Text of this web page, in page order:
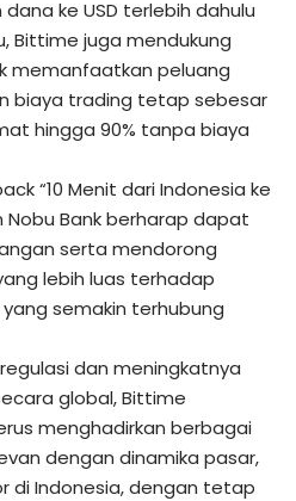
ke USD terlebih dahulu
Bittime juga mendukung
memanfaatkan peluang
biaya trading tetap sebesar
hingga 90% tanpa biaya
“10 Menit dari Indonesia ke
Nobu Bank berharap dapat
serta mendorong
lebih luas terhadap
semakin terhubung
dan meningkatnya
global, Bittime
menghadirkan berbagai
dengan dinamika pasar,
di Indonesia, dengan tetap